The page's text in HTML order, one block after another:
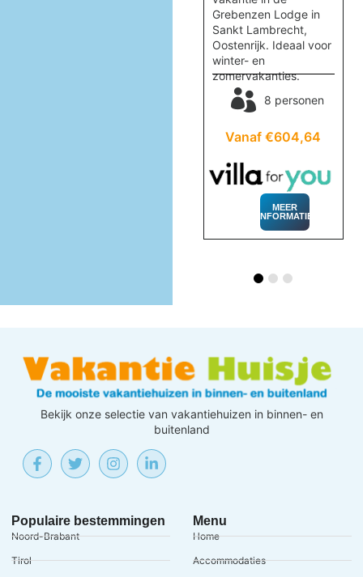
Grebenzen Lodge in
Sankt Lambrecht,
Oostenrijk. Ideaal voor
winter- en
zomervakanties.
8 personen
Vanaf €604,64
MEER
INFORMATIE
Bekijk onze selectie van vakantiehuizen in binnen- en
buitenland
Populaire bestemmingen
Noord-Brabant
Tirol
Menu
Home
Accommodaties